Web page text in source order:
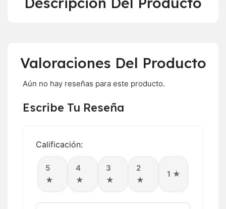
Valoraciones Del Producto
Aún no hay reseñas para este producto.
Escribe Tu Reseña
Calificación:
5
★
4
★
3
★
2
★
1 ★